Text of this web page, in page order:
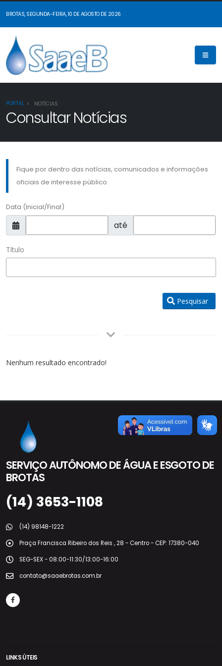
BROTAS, SEGUNDA-FEIRA, 10 DE AGOSTO DE 2026
PORTAL NOTÍCIAS
Consultar Notícias
Fique por dentro das notícias, comunicados e informações
oficiais de interesse público.
Data (Inicial/Final)
até
Título
Pesquisar
Nenhum resultado encontrado!
SERVIÇO AUTÔNOMO DE ÁGUA E ESGOTO DE
BROTAS
(14) 3653-1108
(14) 98148-1222
Praça Francisca Ribeiro dos Reis , 28 - Centro - CEP: 17380-040
SEG-SEX - 08:00-11:30/13:00-16:00
contato@saaebrotas.com.br
LINKS ÚTEIS